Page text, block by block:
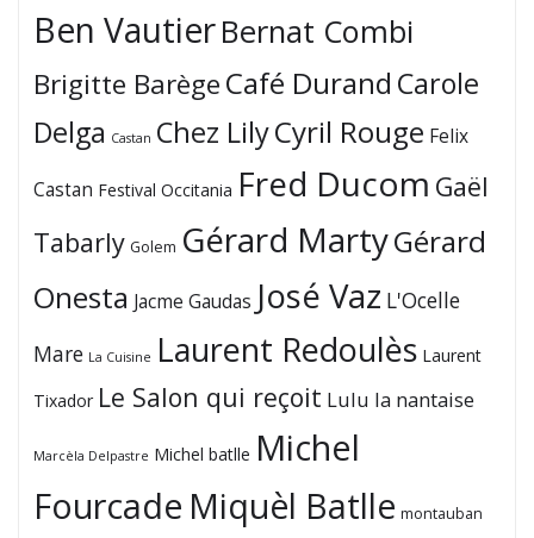
Ben VautierBernat Combi
Brigitte BarègeCafé Durand Carole
Delga Castan Chez LilyCyril Rouge Felix
Castan Festival Occitania Fred Ducom Gaël
Tabarly Golem Gérard MartyGérard
Onesta Jacme Gaudas José Vaz L'Ocelle
Mare La Cuisine Laurent Redoulès Laurent
Tixador Le Salon qui reçoit Lulu la nantaise
Marcèla Delpastre Michel batlle Michel
Fourcade Miquèl Batlle montauban